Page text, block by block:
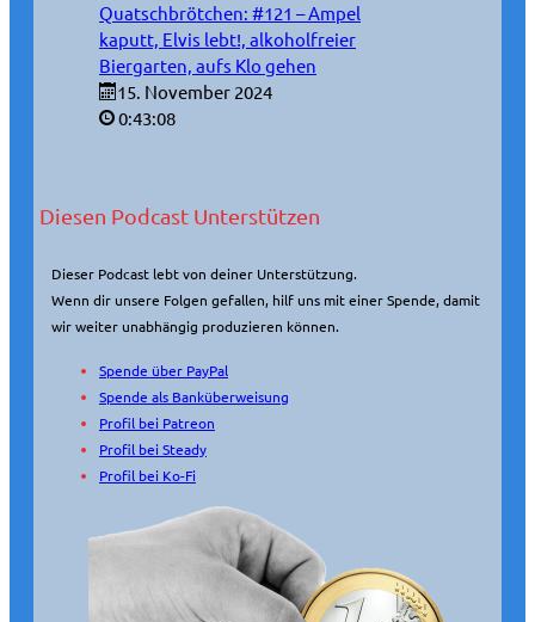
Quatschbrötchen: #121 – Ampel
kaputt, Elvis lebt!, alkoholfreier
Biergarten, aufs Klo gehen
15. November 2024
0:43:08
Diesen Podcast Unterstützen
Dieser Podcast lebt von deiner Unterstützung.
Wenn dir unsere Folgen gefallen, hilf uns mit einer Spende, damit
wir weiter unabhängig produzieren können.
Spende über PayPal
Spende als Banküberweisung
Profil bei Patreon
Profil bei Steady
Profil bei Ko-Fi